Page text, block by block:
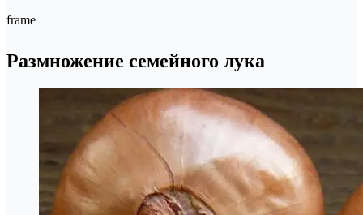
frame
Размножение семейного лука